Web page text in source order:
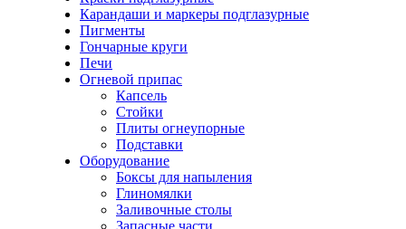
Карандаши и маркеры подглазурные
Пигменты
Гончарные круги
Печи
Огневой припас
Капсель
Стойки
Плиты огнеупорные
Подставки
Оборудование
Боксы для напыления
Глиномялки
Заливочные столы
Запасные части